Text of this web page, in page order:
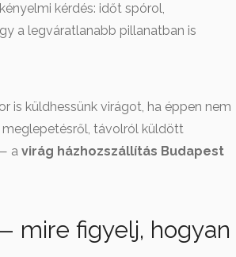
kérdés: időt spórol,
a legváratlanabb pillanatban is
is küldhessünk virágot, ha éppen nem
meglepetésről, távolról küldött
a virág házhozszállítás Budapest
mire figyelj, hogyan